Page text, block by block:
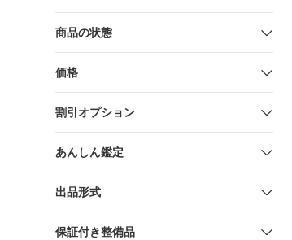
商品の状態
価格
割引オプション
あんしん鑑定
出品形式
保証付き整備品